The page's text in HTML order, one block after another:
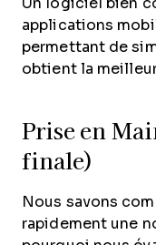
Un logiciel bien
applications
permettant de
obtient la
Prise en
finale)
Nous savons
rapidement une